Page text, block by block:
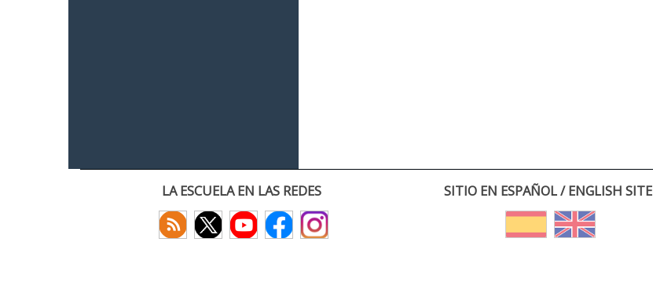
LA ESCUELA EN LAS REDES SITIO EN ESPAÑOL / ENGLISH SITE